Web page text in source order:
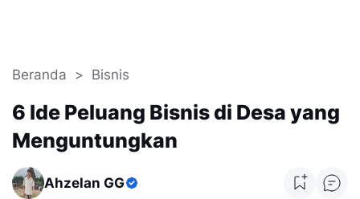
Beranda Bisnis
6 Ide Peluang Bisnis di Desa yang
Menguntungkan
Ahzelan GG